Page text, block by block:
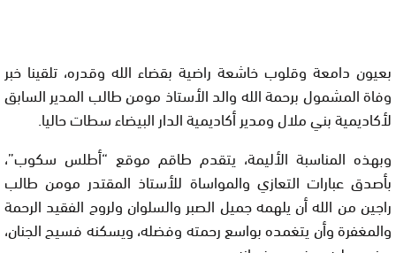
بعيون دامعة وقلوب خاشعة راضية بقضاء الله وقدره، تلقينا خبر
وفاة المشمول برحمة الله والد الأستاذ مومن طالب المدير السابق
لأكاديمية بني ملال ومدير أكاديمية الدار البيضاء سطات حاليا.
وبهذه المناسبة الأليمة، يتقدم طاقم موقع “أطلس سكوب”،
بأصدق عبارات التعازي والمواساة للأستاذ المقتدر مومن طالب
راجين من الله أن يلهمه جميل الصبر والسلوان ولروح الفقيد الرحمة
والمغفرة وأن يتغمده بواسع رحمته وفضله، ويسكنه فسيح الجنان،